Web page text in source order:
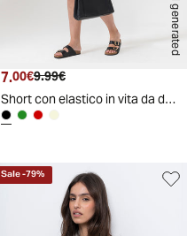
AI generated
Prezzo attuale
7.00€ Prezzo originale
9.99€
Short con elastico in vita da donna - Nero
Sale-79%